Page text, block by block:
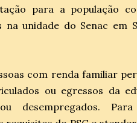
para a população
na unidade do Senac em
com renda familiar
ou egressos da
desempregados.